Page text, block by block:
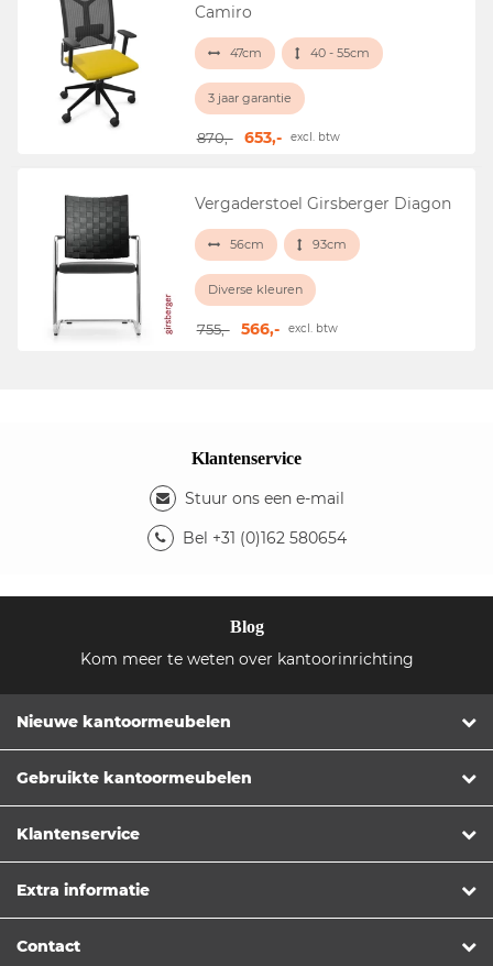
Camiro
47cm 40 - 55cm
3 jaar garantie
870,- 653,- excl. btw
Vergaderstoel Girsberger Diagon
56cm 93cm
Diverse kleuren
755,- 566,- excl. btw
Klantenservice
Stuur ons een e-mail
Bel +31 (0)162 580654
Blog
Kom meer te weten over kantoorinrichting
Nieuwe kantoormeubelen
Gebruikte kantoormeubelen
Klantenservice
Extra informatie
Contact